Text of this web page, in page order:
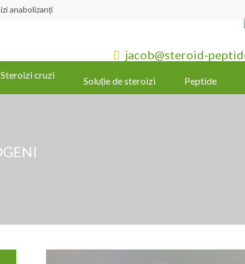
anabolizanți
 jacob@steroid-
Steroizi cruzi
Soluție de steroizi Peptide